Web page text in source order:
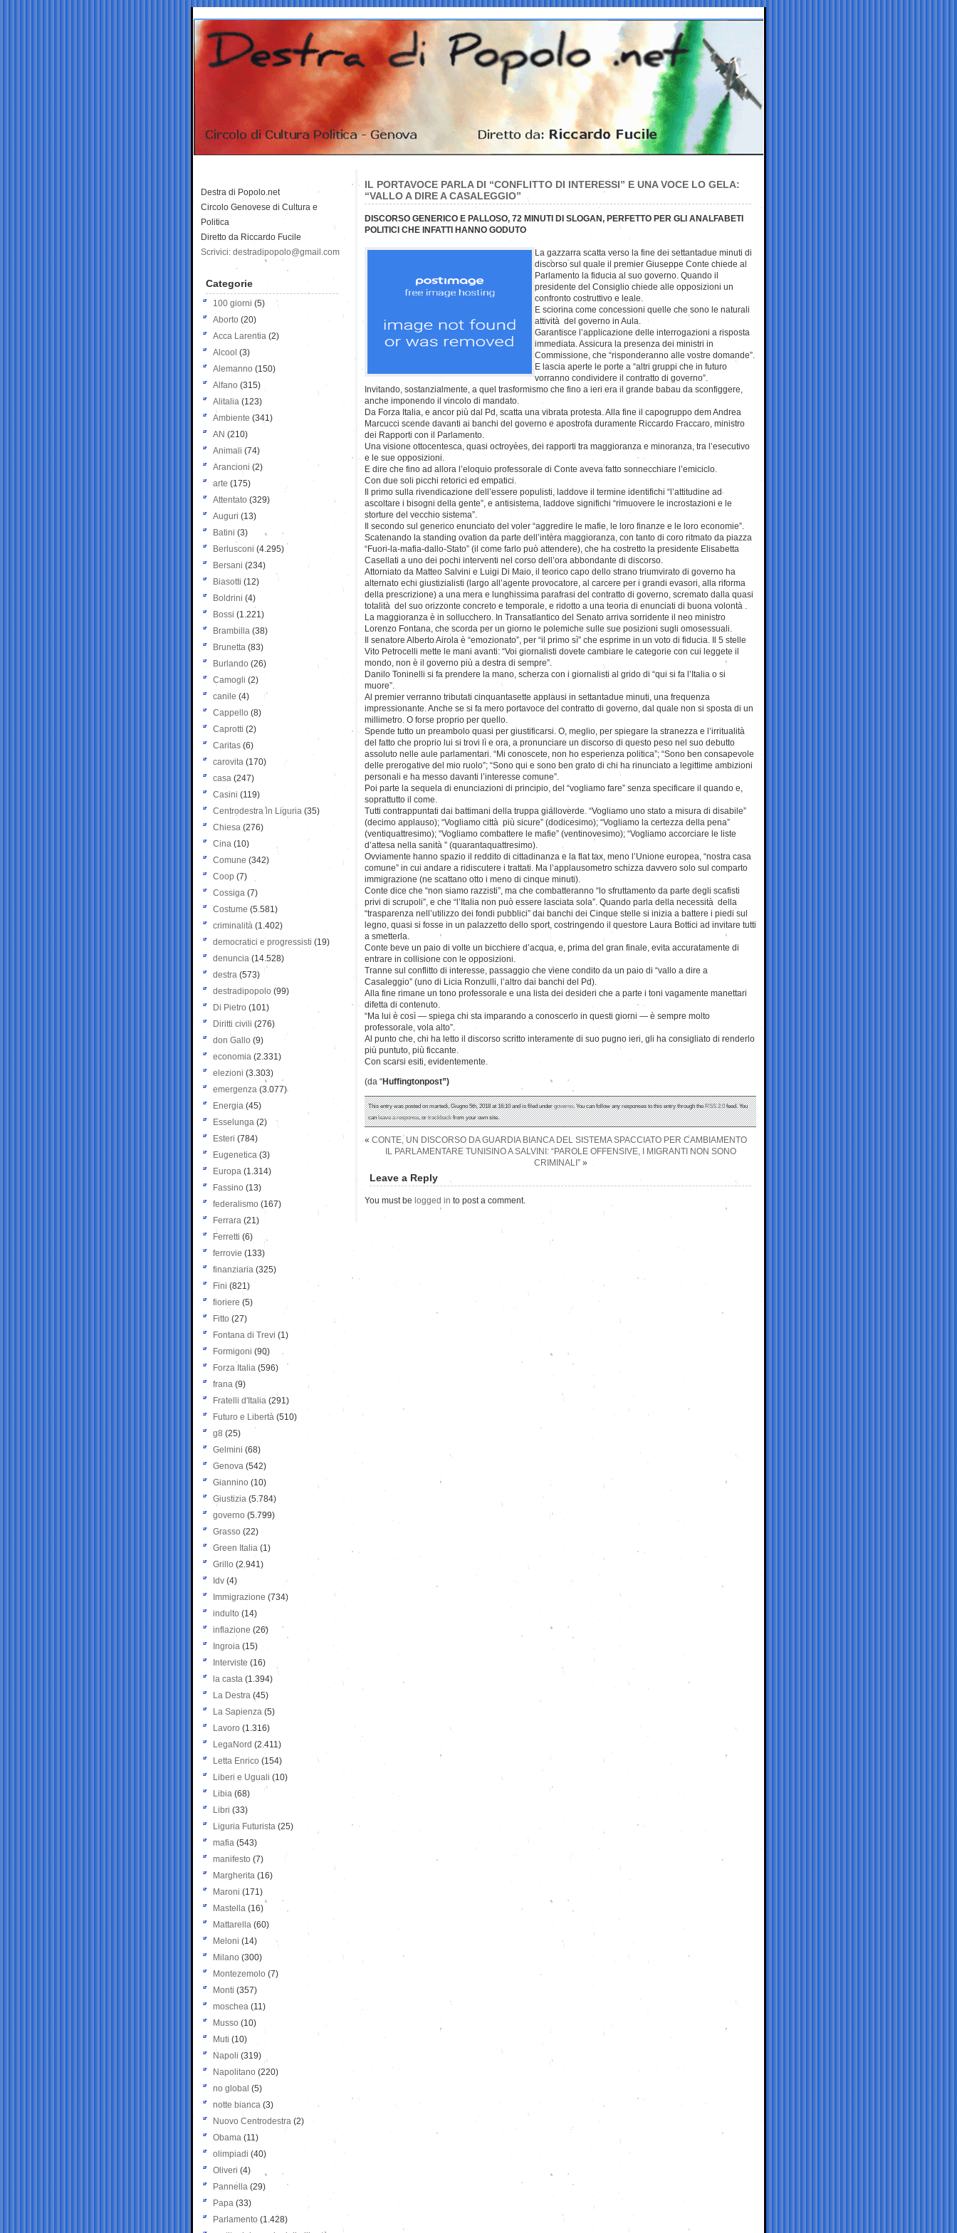
IL PORTAVOCE PARLA DI “CONFLITTO DI INTERESSI” E UNA VOCE LO GELA:
“VALLO A DIRE A CASALEGGIO”
DISCORSO GENERICO E PALLOSO, 72 MINUTI DI SLOGAN, PERFETTO PER GLI ANALFABETI
POLITICI CHE INFATTI HANNO GODUTO
La gazzarra scatta verso la fine dei settantadue minuti di
discorso sul quale il premier Giuseppe Conte chiede al
Parlamento la fiducia al suo governo. Quando il
presidente del Consiglio chiede alle opposizioni un
confronto costruttivo e leale.
E sciorina come concessioni quelle che sono le naturali
attività del governo in Aula.
Garantisce l’applicazione delle interrogazioni a risposta
immediata. Assicura la presenza dei ministri in
Commissione, che “risponderanno alle vostre domande”.
E lascia aperte le porte a “altri gruppi che in futuro
vorranno condividere il contratto di governo”.
Invitando, sostanzialmente, a quel trasformismo che fino a ieri era il grande babau da sconfiggere,
anche imponendo il vincolo di mandato.
Da Forza Italia, e ancor più dal Pd, scatta una vibrata protesta. Alla fine il capogruppo dem Andrea
Marcucci scende davanti ai banchi del governo e apostrofa duramente Riccardo Fraccaro, ministro
dei Rapporti con il Parlamento.
Una visione ottocentesca, quasi octroyèes, dei rapporti tra maggioranza e minoranza, tra l’esecutivo
e le sue opposizioni.
E dire che fino ad allora l’eloquio professorale di Conte aveva fatto sonnecchiare l’emiciclo.
Con due soli picchi retorici ed empatici.
Il primo sulla rivendicazione dell’essere populisti, laddove il termine identifichi “l’attitudine ad
ascoltare i bisogni della gente”, e antisistema, laddove significhi “rimuovere le incrostazioni e le
storture del vecchio sistema”.
Il secondo sul generico enunciato del voler “aggredire le mafie, le loro finanze e le loro economie”.
Scatenando la standing ovation da parte dell’intera maggioranza, con tanto di coro ritmato da piazza
“Fuori-la-mafia-dallo-Stato” (il come farlo può attendere), che ha costretto la presidente Elisabetta
Casellati a uno dei pochi interventi nel corso dell’ora abbondante di discorso.
Attorniato da Matteo Salvini e Luigi Di Maio, il teorico capo dello strano triumvirato di governo ha
alternato echi giustizialisti (largo all’agente provocatore, al carcere per i grandi evasori, alla riforma
della prescrizione) a una mera e lunghissima parafrasi del contratto di governo, scremato dalla quasi
totalità del suo orizzonte concreto e temporale, e ridotto a una teoria di enunciati di buona volontà .
La maggioranza è in sollucchero. In Transatlantico del Senato arriva sorridente il neo ministro
Lorenzo Fontana, che scorda per un giorno le polemiche sulle sue posizioni sugli omosessuali.
Il senatore Alberto Airola è “emozionato”, per “il primo sì” che esprime in un voto di fiducia. Il 5 stelle
Vito Petrocelli mette le mani avanti: “Voi giornalisti dovete cambiare le categorie con cui leggete il
mondo, non è il governo più a destra di sempre”.
Danilo Toninelli si fa prendere la mano, scherza con i giornalisti al grido di “qui si fa l’Italia o si
muore”.
Al premier verranno tributati cinquantasette applausi in settantadue minuti, una frequenza
impressionante. Anche se si fa mero portavoce del contratto di governo, dal quale non si sposta di un
millimetro. O forse proprio per quello.
Spende tutto un preambolo quasi per giustificarsi. O, meglio, per spiegare la stranezza e l’irritualità
del fatto che proprio lui si trovi lì e ora, a pronunciare un discorso di questo peso nel suo debutto
assoluto nelle aule parlamentari. “Mi conoscete, non ho esperienza politica”; “Sono ben consapevole
delle prerogative del mio ruolo”; “Sono qui e sono ben grato di chi ha rinunciato a legittime ambizioni
personali e ha messo davanti l’interesse comune”.
Poi parte la sequela di enunciazioni di principio, del “vogliamo fare” senza specificare il quando e,
soprattutto il come.
Tutti contrappuntati dai battimani della truppa gialloverde. “Vogliamo uno stato a misura di disabile”
(decimo applauso); “Vogliamo città più sicure” (dodicesimo); “Vogliamo la certezza della pena”
(ventiquattresimo); “Vogliamo combattere le mafie” (ventinovesimo); “Vogliamo accorciare le liste
d’attesa nella sanità ” (quarantaquattresimo).
Ovviamente hanno spazio il reddito di cittadinanza e la flat tax, meno l’Unione europea, “nostra casa
comune” in cui andare a ridiscutere i trattati. Ma l’applausometro schizza davvero solo sul comparto
immigrazione (ne scattano otto i meno di cinque minuti).
Conte dice che “non siamo razzisti”, ma che combatteranno “lo sfruttamento da parte degli scafisti
privi di scrupoli”, e che “l’Italia non può essere lasciata sola”. Quando parla della necessità della
“trasparenza nell’utilizzo dei fondi pubblici” dai banchi dei Cinque stelle si inizia a battere i piedi sul
legno, quasi si fosse in un palazzetto dello sport, costringendo il questore Laura Bottici ad invitare tutti
a smetterla.
Conte beve un paio di volte un bicchiere d’acqua, e, prima del gran finale, evita accuratamente di
entrare in collisione con le opposizioni.
Tranne sul conflitto di interesse, passaggio che viene condito da un paio di “vallo a dire a
Casaleggio” (uno di Licia Ronzulli, l’altro dai banchi del Pd).
Alla fine rimane un tono professorale e una lista dei desideri che a parte i toni vagamente manettari
difetta di contenuto.
“Ma lui è così — spiega chi sta imparando a conoscerlo in questi giorni — è sempre molto
professorale, vola alto”.
Al punto che, chi ha letto il discorso scritto interamente di suo pugno ieri, gli ha consigliato di renderlo
più puntuto, più ficcante.
Con scarsi esiti, evidentemente.
(da “Huffingtonpost”)
This entry was posted on martedì, Giugno 5th, 2018 at 16:10 and is filed undergoverno. You can follow any responses to this entry through theRSS 2.0feed. You
canleave a response, ortrackbackfrom your own site.
« CONTE, UN DISCORSO DA GUARDIA BIANCA DEL SISTEMA SPACCIATO PER CAMBIAMENTO
IL PARLAMENTARE TUNISINO A SALVINI: “PAROLE OFFENSIVE, I MIGRANTI NON SONO
CRIMINALI”»
Leave a Reply
You must be logged in to post a comment.
Destra di Popolo.net
Circolo Genovese di Cultura e
Politica
Diretto da Riccardo Fucile
Scrivici: destradipopolo@gmail.com
Categorie
100 giorni (5)
Aborto (20)
Acca Larentia (2)
Alcool (3)
Alemanno (150)
Alfano (315)
Alitalia (123)
Ambiente (341)
AN (210)
Animali (74)
Arancioni (2)
arte (175)
Attentato (329)
Auguri (13)
Batini (3)
Berlusconi (4.295)
Bersani (234)
Biasotti (12)
Boldrini (4)
Bossi (1.221)
Brambilla (38)
Brunetta (83)
Burlando (26)
Camogli (2)
canile (4)
Cappello (8)
Caprotti (2)
Caritas (6)
carovita (170)
casa (247)
Casini (119)
Centrodestra in Liguria (35)
Chiesa (276)
Cina (10)
Comune (342)
Coop (7)
Cossiga (7)
Costume (5.581)
criminalità (1.402)
democratici e progressisti (19)
denuncia (14.528)
destra (573)
destradipopolo (99)
Di Pietro (101)
Diritti civili (276)
don Gallo (9)
economia (2.331)
elezioni (3.303)
emergenza (3.077)
Energia (45)
Esselunga (2)
Esteri (784)
Eugenetica (3)
Europa (1.314)
Fassino (13)
federalismo (167)
Ferrara (21)
Ferretti (6)
ferrovie (133)
finanziaria (325)
Fini (821)
fioriere (5)
Fitto (27)
Fontana di Trevi (1)
Formigoni (90)
Forza Italia (596)
frana (9)
Fratelli d'Italia (291)
Futuro e Libertà (510)
g8 (25)
Gelmini (68)
Genova (542)
Giannino (10)
Giustizia (5.784)
governo (5.799)
Grasso (22)
Green Italia (1)
Grillo (2.941)
Idv (4)
Immigrazione (734)
indulto (14)
inflazione (26)
Ingroia (15)
Interviste (16)
la casta (1.394)
La Destra (45)
La Sapienza (5)
Lavoro (1.316)
LegaNord (2.411)
Letta Enrico (154)
Liberi e Uguali (10)
Libia (68)
Libri (33)
Liguria Futurista (25)
mafia (543)
manifesto (7)
Margherita (16)
Maroni (171)
Mastella (16)
Mattarella (60)
Meloni (14)
Milano (300)
Montezemolo (7)
Monti (357)
moschea (11)
Musso (10)
Muti (10)
Napoli (319)
Napolitano (220)
no global (5)
notte bianca (3)
Nuovo Centrodestra (2)
Obama (11)
olimpiadi (40)
Oliveri (4)
Pannella (29)
Papa (33)
Parlamento (1.428)